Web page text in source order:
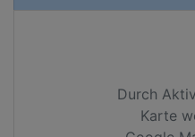
Durch
Karte